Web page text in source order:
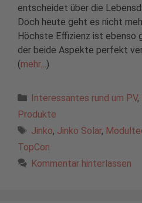
entscheidet über die
Doch heute geht es nicht
Höchste Effizienz ist ebenso
der beide Aspekte perfekt
(mehr… )
Kategorien
Interessantes rund um PV,
Produkte
Schlagwörter
Jinko, Jinko Solar,
TopCon
Kommentar hinterlassen